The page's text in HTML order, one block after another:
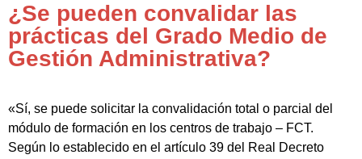
¿Se pueden convalidar las
prácticas del Grado Medio de
Gestión Administrativa?
«Sí, se puede solicitar la convalidación total o parcial del
módulo de formación en los centros de trabajo – FCT.
Según lo establecido en el artículo 39 del Real Decreto